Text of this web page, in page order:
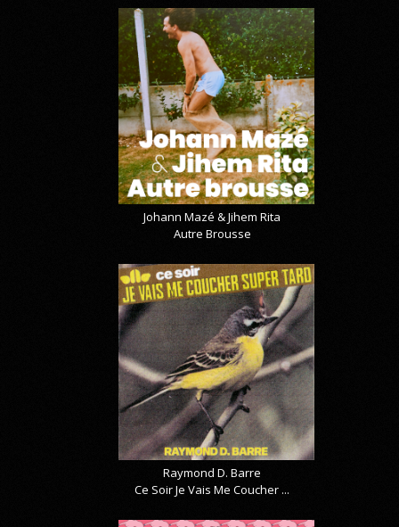
Johann Mazé & Jihem Rita
Autre Brousse
Raymond D. Barre
Ce Soir Je Vais Me Coucher ...